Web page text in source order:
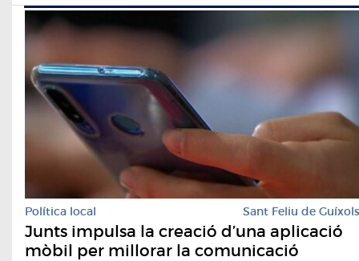
Política local Sant Feliu de Guíxols
Junts impulsa la creació d’una aplicació
mòbil per millorar la comunicació